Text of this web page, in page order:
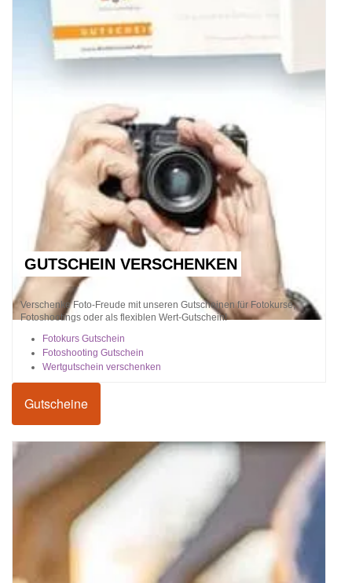
GUTSCHEIN VERSCHENKEN
Verschenke Foto-Freude mit unseren Gutscheinen für Fotokurse,
Fotoshootings oder als flexiblen Wert-Gutschein!
Fotokurs Gutschein
Fotoshooting Gutschein
Wertgutschein verschenken
Gutscheine